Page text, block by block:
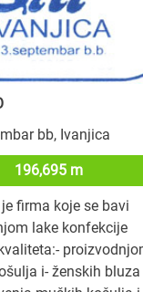
bb, Ivanjica
196,695 m
firma koje se bavi
lake konfekcije
i- ženskih bluza